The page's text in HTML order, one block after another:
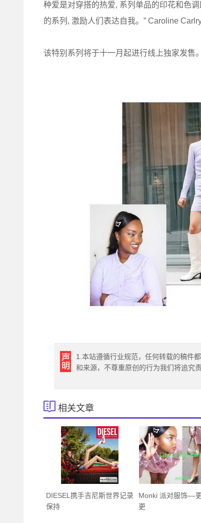
种爱是对穿搭的热爱, 系列单品的印花和色
的系列, 激励人们表达自我。” Caroline
该特别系列将于十一月起进行线上独家发售。
1.本站遵循行业规范，任何转载的稿件
和来源，不尊重原创的行为我们将追究
相关文章
DIESEL携手吉尼斯世界记录
保持
Monki 派对服饰––
更